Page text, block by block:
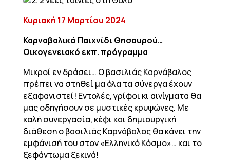
Κυριακή 17 Μαρτίου 2024
Καρναβαλικό Παιχνίδι Θησαυρού…
Οικογενειακό εκπ. πρόγραμμα
Μικροί εν δράσει… Ο βασιλιάς Καρνάβαλος
πρέπει να στηθεί μα όλα τα σύνεργα έχουν
εξαφανιστεί! Εντολές, γρίφοι κι αινίγματα θα
μας οδηγήσουν σε μυστικές κρυψώνες. Με
καλή συνεργασία, κέφι και δημιουργική
διάθεση ο βασιλιάς Καρνάβαλος θα κάνει την
εμφάνισή του στον «Ελληνικό Κόσμο»… και το
ξεφάντωμα ξεκινά!